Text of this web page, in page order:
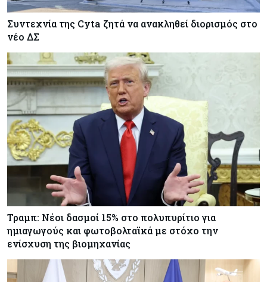
Συντεχνία της Cyta ζητά να ανακληθεί διορισμός στο
νέο ΔΣ
Τραμπ: Νέοι δασμοί 15% στο πολυπυρίτιο για
ημιαγωγούς και φωτοβολταϊκά με στόχο την
ενίσχυση της βιομηχανίας